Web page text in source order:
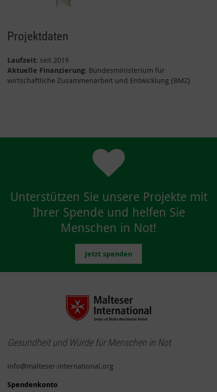
Projektdaten
Laufzeit: seit 2019
Aktuelle Finanzierung: Bundesministerium für
wirtschaftliche Zusammenarbeit und Entwicklung (BMZ)
Unterstützen Sie unsere Projekte mit
Ihrer Spende und helfen Sie
Menschen in Not!
Jetzt spenden
Gesundheit und Würde für Menschen in Not
info@malteser-international.org
Spendenkonto